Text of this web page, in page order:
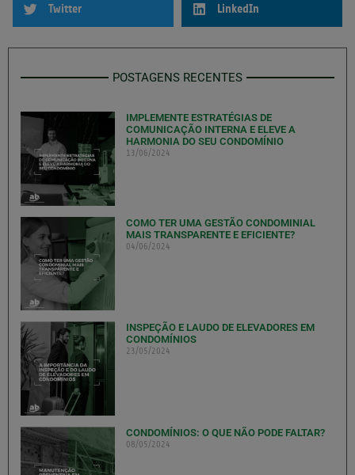
Twitter LinkedIn
POSTAGENS RECENTES
IMPLEMENTE ESTRATÉGIAS DE
COMUNICAÇÃO INTERNA E ELEVE A
HARMONIA DO SEU CONDOMÍNIO
13/06/2024
COMO TER UMA GESTÃO CONDOMINIAL
MAIS TRANSPARENTE E EFICIENTE?
04/06/2024
INSPEÇÃO E LAUDO DE ELEVADORES EM
CONDOMÍNIOS
23/05/2024
CONDOMÍNIOS: O QUE NÃO PODE FALTAR?
08/05/2024